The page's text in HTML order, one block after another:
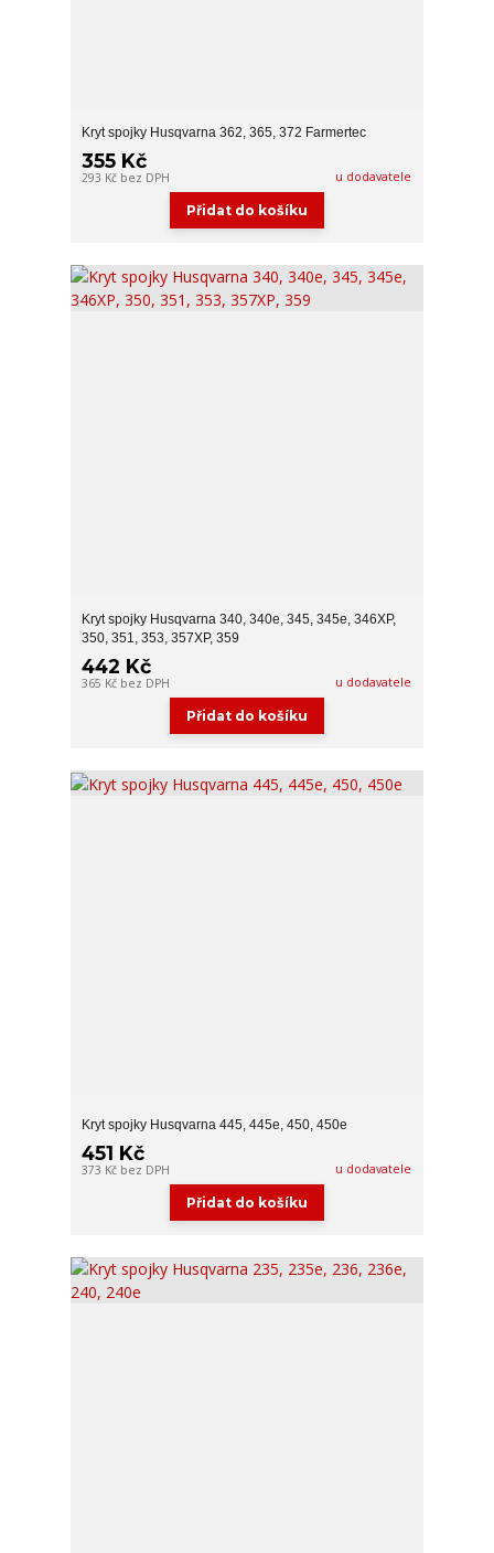
Kryt spojky Husqvarna 362, 365, 372 Farmertec
355 Kč
293 Kč bez DPH u dodavatele
Přidat do košíku
Kryt spojky Husqvarna 340, 340e, 345, 345e, 346XP,
350, 351, 353, 357XP, 359
442 Kč
365 Kč bez DPH u dodavatele
Přidat do košíku
Kryt spojky Husqvarna 445, 445e, 450, 450e
451 Kč
373 Kč bez DPH u dodavatele
Přidat do košíku